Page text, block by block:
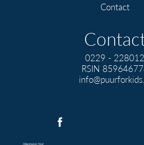
Contact
0229 - 228012
RSIN